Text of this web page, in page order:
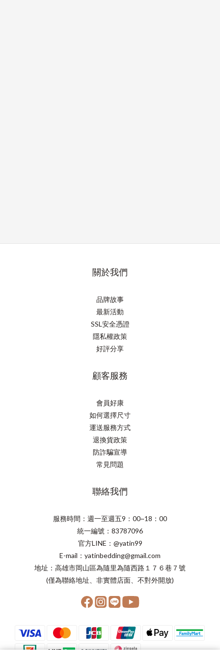
關於我們
品牌故事
最新活動
SSL安全憑證
隱私權政策
好評分享
顧客服務
會員好康
如何選擇尺寸
運送服務方式
退換貨政策
防詐騙宣導
常見問題
聯絡我們
服務時間：週一至週五9：00~18：00
統一編號：83787096
官方LINE：@yatin99
E-mail：yatinbedding@gmail.com
地址：高雄市岡山區為隨里為隨西路１７６巷７號
(僅為聯絡地址、非實體店面、不對外開放)